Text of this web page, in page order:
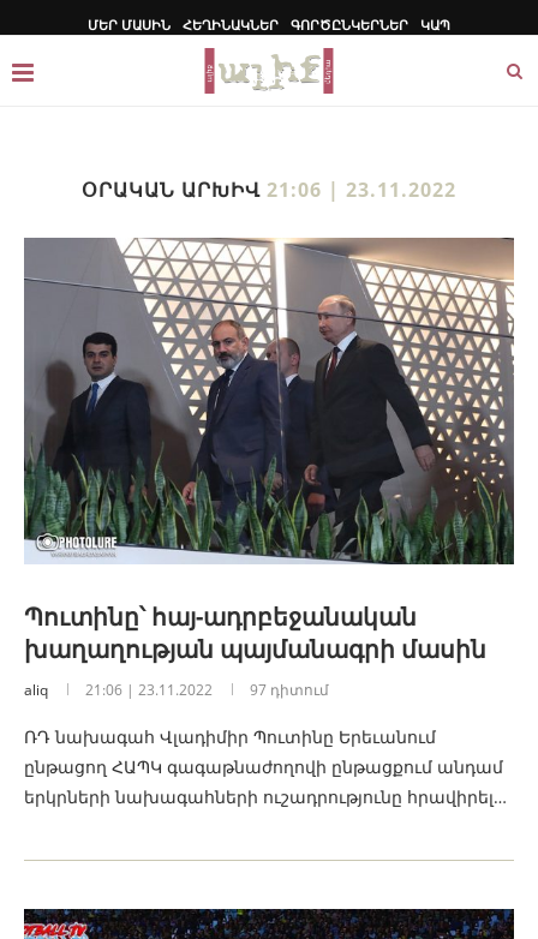
ՄԵՐ ՄԱՍԻՆ ՀԵՂԻՆԱԿՆԵՐ ԳՈՐԾԸՆԿԵՐՆԵՐ ԿԱՊ
ՕՐԱԿԱՆ ԱՐԽԻՎ 21:06 | 23.11.2022
Պուտինը՝ հայ-ադրբեջանական
խաղաղության պայմանագրի մասին
aliq 21:06 | 23.11.2022 97 դիտում
ՌԴ նախագահ Վլադիմիր Պուտինը Երեւանում
ընթացող ՀԱՊԿ գագաթնաժողովի ընթացքում անդամ
երկրների նախագահների ուշադրությունը հրավիրել…